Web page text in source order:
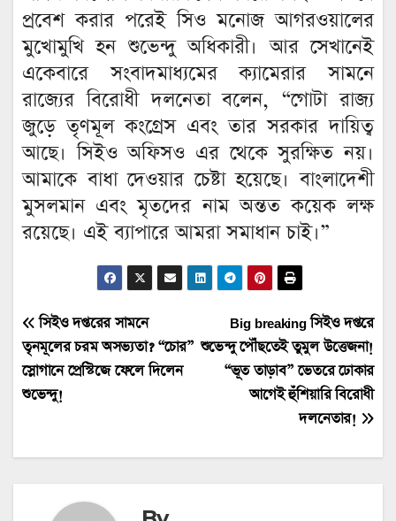
প্রবেশ করার পরেই সিও মনোজ আগরওয়ালের
মুখোমুখি হন শুভেন্দু অধিকারী। আর সেখানেই
একেবারে সংবাদমাধ্যমের ক্যামেরার সামনে
রাজ্যের বিরোধী দলনেতা বলেন, “গোটা রাজ্য
জুড়ে তৃণমূল কংগ্রেস এবং তার সরকার দায়িত্ব
আছে। সিইও অফিসও এর থেকে সুরক্ষিত নয়।
আমাকে বাধা দেওয়ার চেষ্টা হয়েছে। বাংলাদেশী
মুসলমান এবং মৃতদের নাম অন্তত কয়েক লক্ষ
রয়েছে। এই ব্যাপারে আমরা সমাধান চাই।”
Post
navigation
Big breaking সিইও দপ্তরে
শুভেন্দু পৌঁছতেই তুমুল উত্তেজনা!
“ভূত তাড়াব” ভেতরে ঢোকার
আগেই হুঁশিয়ারি বিরোধী
দলনেতার!
সিইও দপ্তরের সামনে
তৃনমূলের চরম অসভ্যতা? “চোর”
স্লোগানে প্রেস্টিজে ফেলে দিলেন
শুভেন্দু!